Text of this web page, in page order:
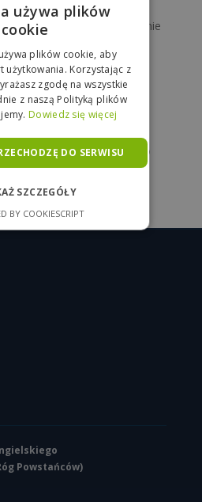
lekcja angielskiego: pytanie
?
z języka angielskiego
ambitniejszego ?
rebus z angielskiego
Powstańców)
używa plików
cookie
plików cookie, aby
Korzystając z
zgodę na wszystkie
z naszą Polityką plików
Dowiedz się więcej
DO SERWISU
SZCZEGÓŁY
BY COOKIESCRIPT